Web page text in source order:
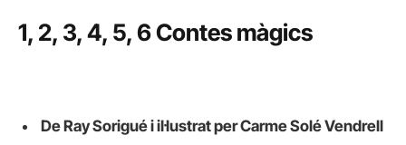
1, 2, 3, 4, 5, 6 Contes màgics
De Ray Sorigué i il·lustrat per Carme Solé Vendrell